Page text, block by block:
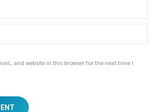
and website in this browser for the next time I